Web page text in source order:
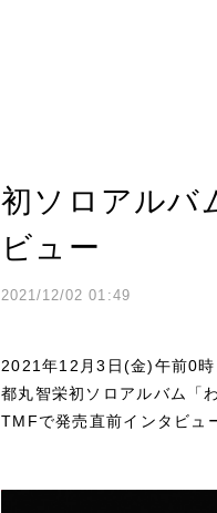
初ソロアルバ
ビュー
2021/12/02 01:49
2021年12月3日(金)午前0時
都丸智栄初ソロアルバム「
TMFで発売直前インタビュ